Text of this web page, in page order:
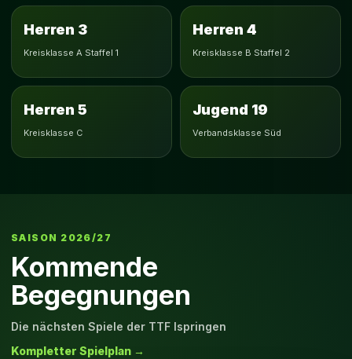
Herren 3
Kreisklasse A Staffel 1
Herren 4
Kreisklasse B Staffel 2
Herren 5
Kreisklasse C
Jugend 19
Verbandsklasse Süd
SAISON 2026/27
Kommende
Begegnungen
Die nächsten Spiele der TTF Ispringen
Kompletter Spielplan →